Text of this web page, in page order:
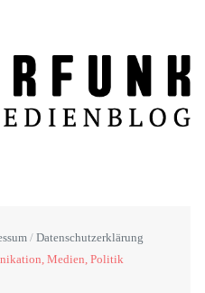
Datenschutzerklärung
Medien, Politik